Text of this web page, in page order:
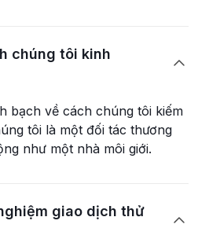
chúng tôi kinh

bạch về cách chúng tôi kiếm
tôi là một đối tác thương
như một nhà môi giới.
giao dịch thử
